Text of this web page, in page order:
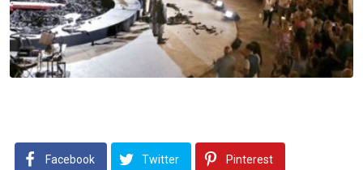
Facebook Twitter Pinterest